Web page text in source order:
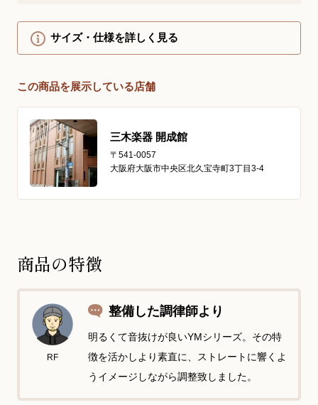
サイズ・仕様を詳しく見る
この商品を展示している店舗
三木楽器 開成館
〒541-0057
大阪府大阪市中央区北久宝寺町3丁目3-4
商品の特徴
RF
整備した調律師より
明るくて音抜けが良いYMシリーズ。その特
徴を活かしより素直に、ストレートに響くよ
うイメージしながら調整致しました。